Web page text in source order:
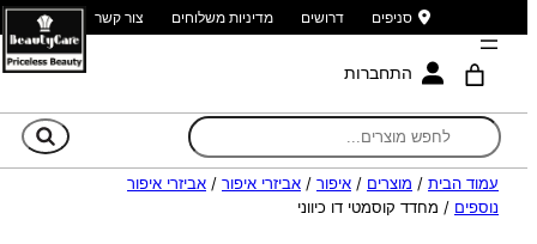
סניפים דרושים מדיניות משלוחים צור קשר
התחברות
עמוד הבית / מוצרים / איפור / אביזרי איפור / אביזרי איפור
נוספים / מחדד קוסמטי דו כיווני